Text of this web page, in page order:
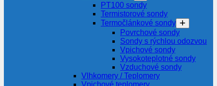
PT100 sondy
Termistorové sondy
Termočlánkové sondy
Povrchové sondy
Sondy s rýchlou odozvou
Vpichové sondy
Vysokoteplotné sondy
Vzduchové sondy
Vlhkomery / Teplomery
Vpichové teplomery